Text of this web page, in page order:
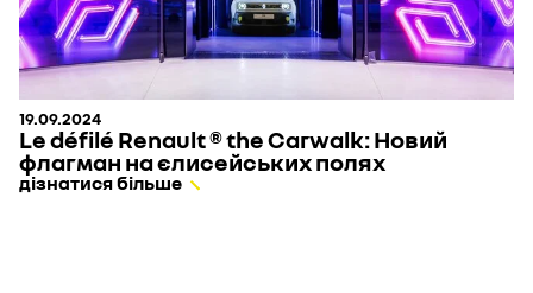
19.09.2024
Le défilé Renault ® the Carwalk: Новий
флагман на єлисейських полях
дізнатися більше